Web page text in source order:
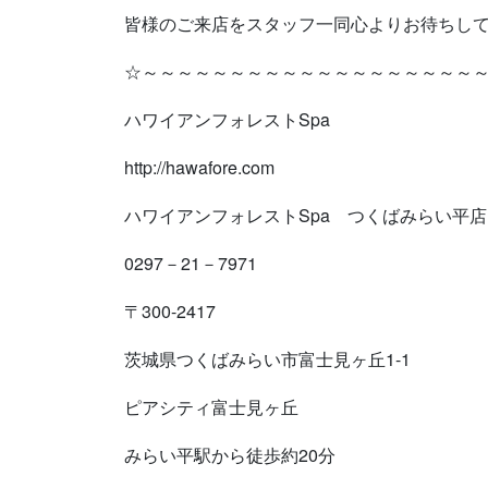
皆様のご来店をスタッフ一同心よりお待ちして
☆～～～～～～～～～～～～～～～～～～～
ハワイアンフォレストSpa
http://hawafore.com
ハワイアンフォレストSpa つくばみらい平店
0297－21－7971
〒300-2417
茨城県つくばみらい市富士見ヶ丘1-1
ピアシティ富士見ヶ丘
みらい平駅から徒歩約20分